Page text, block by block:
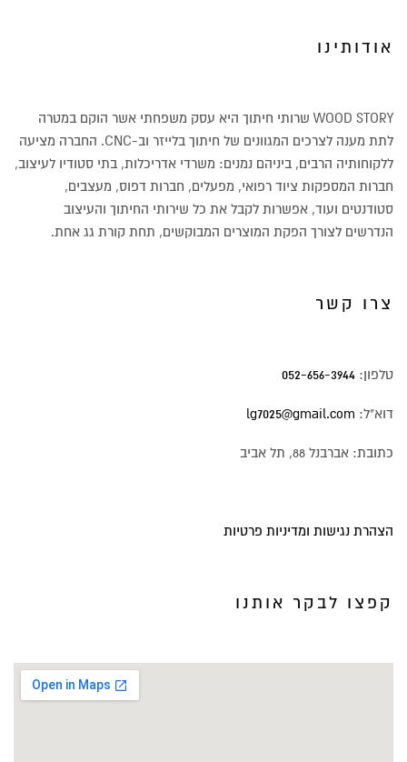
אודותינו
WOOD STORY שרותי חיתוך היא עסק משפחתי אשר הוקם במטרה
לתת מענה לצרכים המגוונים של חיתוך בלייזר וב-CNC. החברה מציעה
ללקוחותיה הרבים, ביניהם נמנים: משרדי אדריכלות, בתי סטודיו לעיצוב,
חברות המספקות ציוד רפואי, מפעלים, חברות דפוס, מעצבים,
סטודנטים ועוד, אפשרות לקבל את כל שירותי החיתוך והעיצוב
הנדרשים לצורך הפקת המוצרים המבוקשים, תחת קורת גג אחת.
צרו קשר
טלפון: 052-656-3944
דוא"ל: lg7025@gmail.com
כתובת: אברבנל 88, תל אביב
הצהרת נגישות ומדיניות פרטיות
קפצו לבקר אותנו